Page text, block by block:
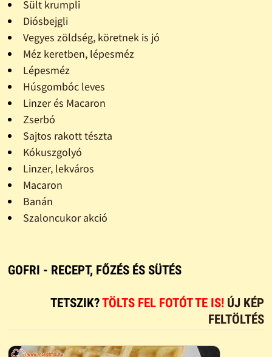
Sült krumpli
Diósbejgli
Vegyes zöldség, köretnek is jó
Méz keretben, lépesméz
Lépesméz
Húsgombóc leves
Linzer és Macaron
Zserbó
Sajtos rakott tészta
Kókuszgolyó
Linzer, lekváros
Macaron
Banán
Szaloncukor akció
GOFRI - RECEPT, FŐZÉS ÉS SÜTÉS
TETSZIK?TÖLTS FEL FOTÓT TE IS! ÚJ KÉP
FELTÖLTÉS